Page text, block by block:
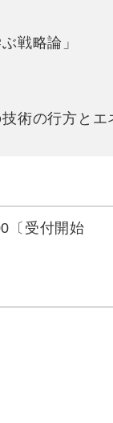
戦略論」
術の行方とエ
〔受付開始